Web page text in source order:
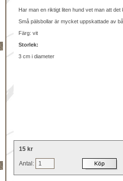
Har man en riktigt liten hund vet man att
Små pälsbollar är mycket uppskattade av
Färg: vit
Storlek:
3 cm i diameter
15 kr
Antal: